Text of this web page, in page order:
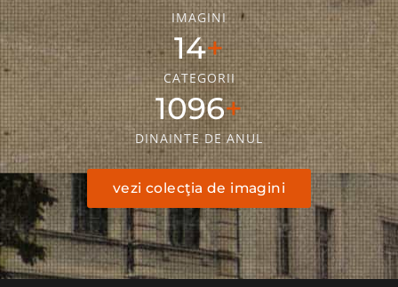
IMAGINI
18
CATEGORII
1399
DINAINTE DE ANUL
vezi colecţia de imagini